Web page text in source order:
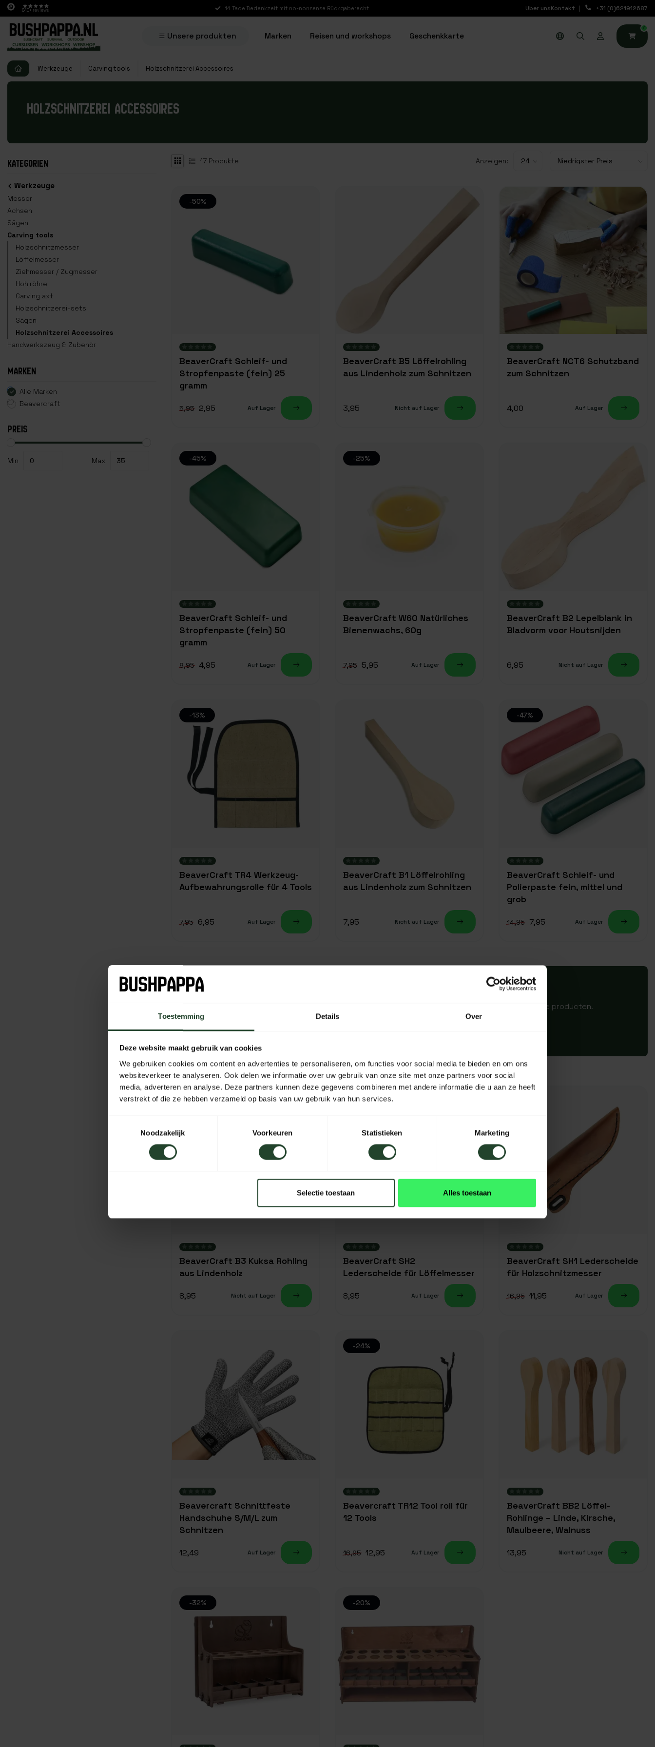
Toestemming Details Over
Deze website maakt gebruik van cookies
We gebruiken cookies om content en advertenties te personaliseren, om functies voor social media te bieden en om ons
websiteverkeer te analyseren. Ook delen we informatie over uw gebruik van onze site met onze partners voor social
media, adverteren en analyse. Deze partners kunnen deze gegevens combineren met andere informatie die u aan ze heeft
verstrekt of die ze hebben verzameld op basis van uw gebruik van hun services.
Noodzakelijk
Voorkeuren Statistieken Marketing
Selectie toestaan Alles toestaan
840+ reviews 14 Tage Bedenkzeit mit no-nonsense Rückgaberecht Uber unsKontakt +31 (0)621912687
Unsere produkten Marken Reisen und workshops Geschenkkarte
0
Werkzeuge Carving tools Holzschnitzerei Accessoires
HOLZSCHNITZEREI ACCESSOIRES
KATEGORIEN
Werkzeuge
Messer
Achsen
Sägen
Carving tools
Holzschnitzmesser
Löffelmesser
Ziehmesser / Zugmesser
Hohlröhre
Carving axt
Holzschnitzerei-sets
Sägen
Holzschnitzerei Accessoires
Handwerkszeug & Zubehör
MARKEN
Alle Marken
Beavercraft
PREIS
Min Max
17 Produkte Anzeigen:
-50%
BeaverCraft Schleif- und
Stropfenpaste (fein) 25
gramm
5,95 2,95 Auf Lager
BeaverCraft B5 Löffelrohling
aus Lindenholz zum Schnitzen
3,95 Nicht auf Lager
BeaverCraft NCT6 Schutzband
zum Schnitzen
4,00 Auf Lager
-45%
BeaverCraft Schleif- und
Stropfenpaste (fein) 50
gramm
8,95 4,95 Auf Lager
-25%
BeaverCraft W60 Natürliches
Bienenwachs, 60g
7,95 5,95 Auf Lager
BeaverCraft B2 Lepelblank in
Bladvorm voor Houtsnijden
6,95 Nicht auf Lager
-13%
BeaverCraft TR4 Werkzeug-
Aufbewahrungsrolle für 4 Tools
7,95 6,95 Auf Lager
BeaverCraft B1 Löffelrohling
aus Lindenholz zum Schnitzen
7,95 Nicht auf Lager
-47%
BeaverCraft Schleif- und
Polierpaste fein, mittel und
grob
14,95 7,95 Auf Lager
HULP NODIG BIJ JE KEUZE?
Wij helpen je graag verder! Als echte bushcraft experts adviseren wij jou graag over de beste producten.
Neem contact met ons op!
BeaverCraft B3 Kuksa Rohling
aus Lindenholz
8,95 Nicht auf Lager
BeaverCraft SH2
Lederscheide für Löffelmesser
8,95 Auf Lager
BeaverCraft SH1 Lederscheide
für Holzschnitzmesser
16,95 11,95 Auf Lager
Beavercraft Schnittfeste
Handschuhe S/M/L zum
Schnitzen
12,49 Auf Lager
-24%
Beavercraft TR12 Tool roll für
12 Tools
16,95 12,95 Auf Lager
BeaverCraft BB2 Löffel-
Rohlinge – Linde, Kirsche,
Maulbeere, Walnuss
13,95 Nicht auf Lager
-32% -20%